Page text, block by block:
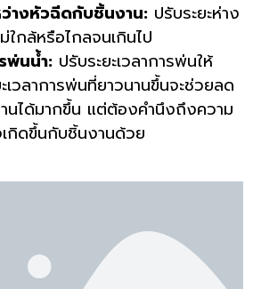
ว่างหัวฉีดกับชิ้นงาน: ปรับระยะห่าง
ใกล้หรือไกลจนเกินไป
พ่นน้ำ: ปรับระยะเวลาการพ่นให้
ะเวลาการพ่นที่ยาวนานขึ้นจะช่วยลด
ได้มากขึ้น แต่ต้องคำนึงถึงความ
เกิดขึ้นกับชิ้นงานด้วย